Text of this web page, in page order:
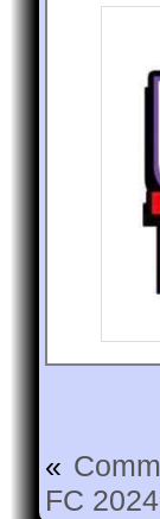
«
FC